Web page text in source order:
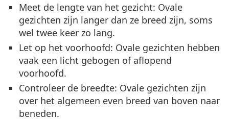
Meet de lengte van het gezicht: Ovale
gezichten zijn langer dan ze breed zijn, soms
wel twee keer zo lang.
Let op het voorhoofd: Ovale gezichten hebben
vaak een licht gebogen of aflopend
voorhoofd.
Controleer de breedte: Ovale gezichten zijn
over het algemeen even breed van boven naar
beneden.